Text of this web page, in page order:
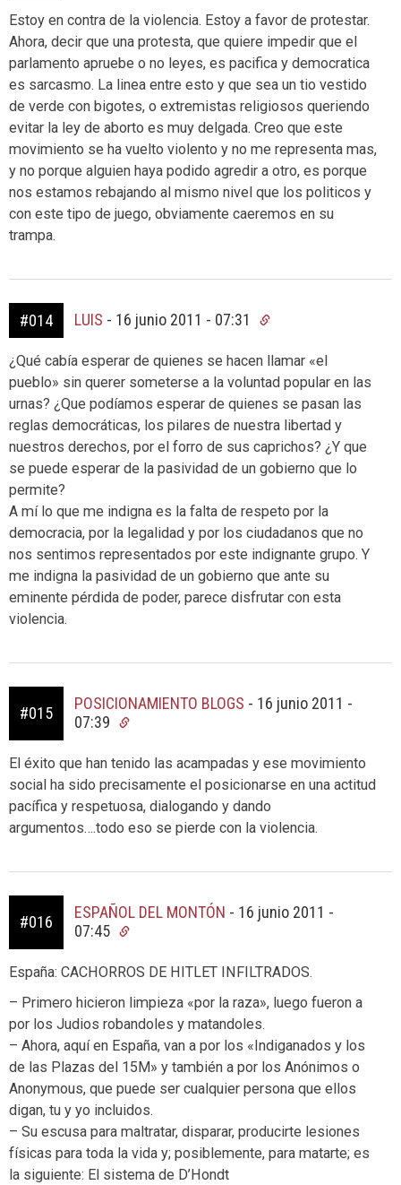
Estoy en contra de la violencia. Estoy a favor de protestar.
Ahora, decir que una protesta, que quiere impedir que el
parlamento apruebe o no leyes, es pacifica y democratica
es sarcasmo. La linea entre esto y que sea un tio vestido
de verde con bigotes, o extremistas religiosos queriendo
evitar la ley de aborto es muy delgada. Creo que este
movimiento se ha vuelto violento y no me representa mas,
y no porque alguien haya podido agredir a otro, es porque
nos estamos rebajando al mismo nivel que los politicos y
con este tipo de juego, obviamente caeremos en su
trampa.
#014 LUIS - 16 junio 2011 - 07:31
¿Qué cabía esperar de quienes se hacen llamar «el
pueblo» sin querer someterse a la voluntad popular en las
urnas? ¿Que podíamos esperar de quienes se pasan las
reglas democráticas, los pilares de nuestra libertad y
nuestros derechos, por el forro de sus caprichos? ¿Y que
se puede esperar de la pasividad de un gobierno que lo
permite?
A mí lo que me indigna es la falta de respeto por la
democracia, por la legalidad y por los ciudadanos que no
nos sentimos representados por este indignante grupo. Y
me indigna la pasividad de un gobierno que ante su
eminente pérdida de poder, parece disfrutar con esta
violencia.
#015
POSICIONAMIENTO BLOGS - 16 junio 2011 -
07:39
El éxito que han tenido las acampadas y ese movimiento
social ha sido precisamente el posicionarse en una actitud
pacífica y respetuosa, dialogando y dando
argumentos….todo eso se pierde con la violencia.
#016
ESPAÑOL DEL MONTÓN - 16 junio 2011 -
07:45
España: CACHORROS DE HITLET INFILTRADOS.
– Primero hicieron limpieza «por la raza», luego fueron a
por los Judios robandoles y matandoles.
– Ahora, aquí en España, van a por los «Indiganados y los
de las Plazas del 15M» y también a por los Anónimos o
Anonymous, que puede ser cualquier persona que ellos
digan, tu y yo incluidos.
– Su escusa para maltratar, disparar, producirte lesiones
físicas para toda la vida y; posiblemente, para matarte; es
la siguiente: El sistema de D’Hondt